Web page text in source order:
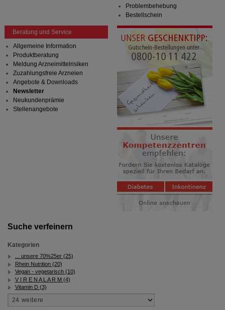
Suche verfeinern
Kategorien
... unsere 70%25er (25)
Rhein Nutrition (20)
Vegan - vegetarisch (10)
V I R E N A L A R M (4)
Vitamin D (3)
Problembehebung
Bestellschein
Beratung und Service
Allgemeine Information
Produktberatung
Meldung Arzneimittelrisiken
Zuzahlungsfreie Arzneien
Angebote & Downloads
Newsletter
Neukundenprämie
Stellenangebote